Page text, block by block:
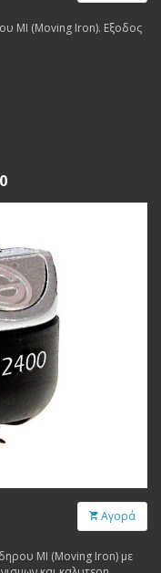
MI (Moving Iron). Εξοδος
Αγορά
MI (Moving Iron) με